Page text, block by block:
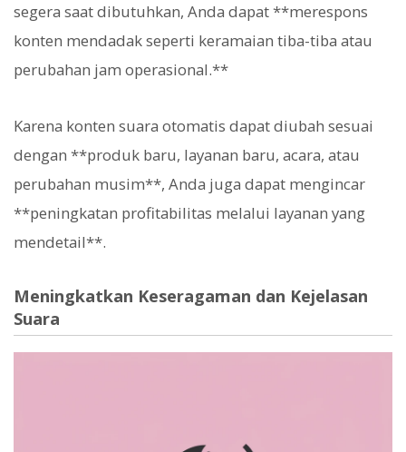
segera saat dibutuhkan, Anda dapat **merespons
konten mendadak seperti keramaian tiba-tiba atau
perubahan jam operasional.**
Karena konten suara otomatis dapat diubah sesuai
dengan **produk baru, layanan baru, acara, atau
perubahan musim**, Anda juga dapat mengincar
**peningkatan profitabilitas melalui layanan yang
mendetail**.
Meningkatkan Keseragaman dan Kejelasan
Suara